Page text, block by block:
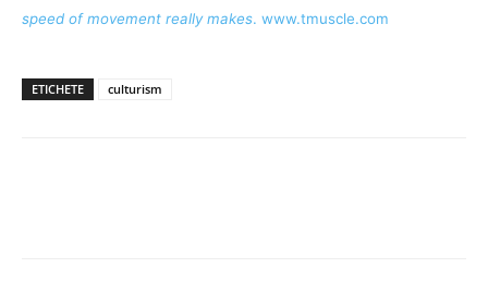
speed of movement really makes. www.tmuscle.com
ETICHETE culturism